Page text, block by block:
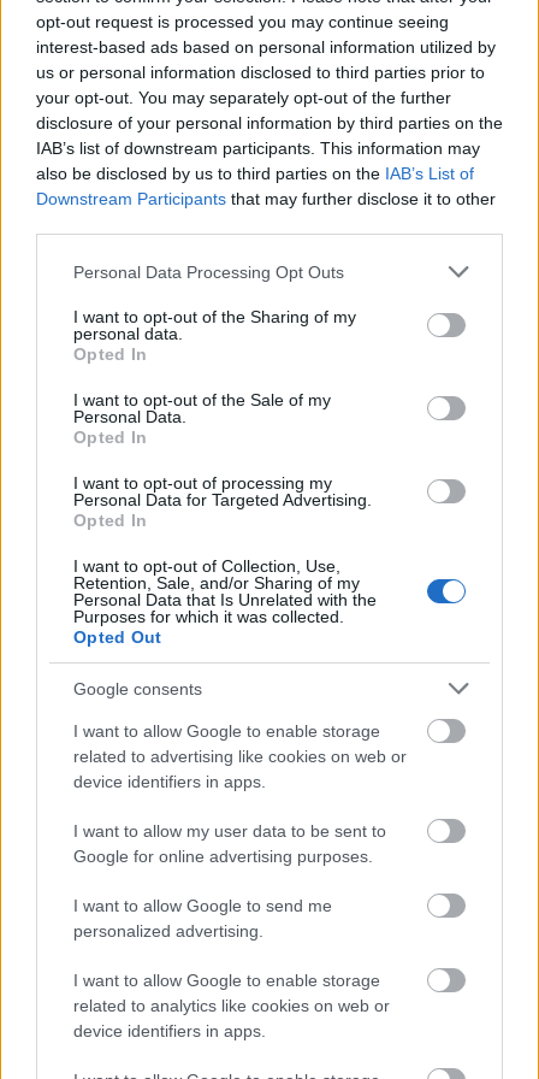
opt-out request is processed you may continue seeing
interest-based ads based on personal information utilized by
us or personal information disclosed to third parties prior to
your opt-out. You may separately opt-out of the further
disclosure of your personal information by third parties on the
IAB’s list of downstream participants. This information may
also be disclosed by us to third parties on the IAB’s List of
Downstream Participants that may further disclose it to other
Please note that this website/app uses one or more Google
not limited to your visit or usage behaviour. You may click to
grant or deny consent to Google and its third-party tags to
use your data for below specified purposes in below Google
consent section.
Personal Data Processing Opt Outs
I want to opt-out of the Sharing of my
personal data.
Opted In
I want to opt-out of the Sale of my
Personal Data.
Opted In
I want to opt-out of processing my
Personal Data for Targeted Advertising.
Opted In
I want to opt-out of Collection, Use,
Retention, Sale, and/or Sharing of my
Personal Data that Is Unrelated with the
Purposes for which it was collected.
Opted Out
Google consents
I want to allow Google to enable storage
related to advertising like cookies on web or
device identifiers in apps.
I want to allow my user data to be sent to
Google for online advertising purposes.
I want to allow Google to send me
personalized advertising.
I want to allow Google to enable storage
related to analytics like cookies on web or
device identifiers in apps.
aki a fönti párhuzamot szövegszerűen alátámasztó
prédikátori hitvallásokkal és bibliai idézetekkel
hirdeti az örök emberi üdvtant (Csernus Mariann
játssza szigorú-szép kálvinista tisztasággal).
Az eredeti művet ismerő néző ekkorra már beleélte
magát abba, hogy Vidnyánszky - az említetten kívül
is - számos szerzői motívummal továbbírta az
elbeszélést (szerzői motívumon elsősorban Gogol-
kölcsönzéseket értve). Az orrtól szűz nézőt ez
egyáltalán nem érinti, s nem is kell, hogy érintse,
mivel a novella az novella, a színház meg színház. Így
is van mit földolgoznia. Bede Fazekas ugyanis
azonkívül, hogy Orr-Ördög, önmagát is reprezentálja
mint színészt. Ő indítja az előadást, néhány
beténfergő kollégájával együtt, akik közül Iglódi
Istvánnal rövid dialógust vált, olyasmit, hogy
"Kezdjük?", "Persze, azért jöttünk, nem?", és miután
ebben egyetértenek, tényleg elkezdik, vagyis
demonstrálják, hogy színházban vagyunk. Úgy
előadás végén visszatér, mintha az, amit egész este
látunk - maga az előadás - valamiképpen ennek a
játszmának volna a tétje. Azaz Bede Fazekasnak
nemcsak Csernus Mariann az ellenpontja, hanem az
Iglódi alakította Művész is (így, nagy betűvel írva
típusú szereplővel). Iglódi montmartre-i festőnek
van öltözve, festőállvánnyal közlekedik, és művészi
hitvallásának lényege, mint ez egy baba-ballerinával
(Auksz Éva) való, búvópatakszerű kettőséből
kiviláglik, a krisztusi megbocsátás.
Az orr című elbeszélés tehát egyrészt színházi
keretbe kerül, másrészt erkölcsi példázattá válik.
Mindkettő helyénvaló tulajdonképpen. Amúgy is
színházban vagyunk, s amikor a játék szereplői két
alkalommal - egyszer a lehúzott függöny előtt -
kilépnek a szerepükből, s hitetlenkedve viszonyulnak